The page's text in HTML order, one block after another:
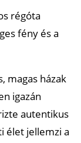
régóta
fény és a
magas házak
igazán
autentikus
élet jellemzi a